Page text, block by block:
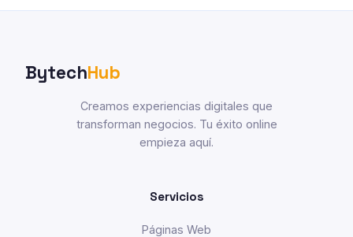
BytechHub
Creamos experiencias digitales que
transforman negocios. Tu éxito online
empieza aquí.
Servicios
Páginas Web